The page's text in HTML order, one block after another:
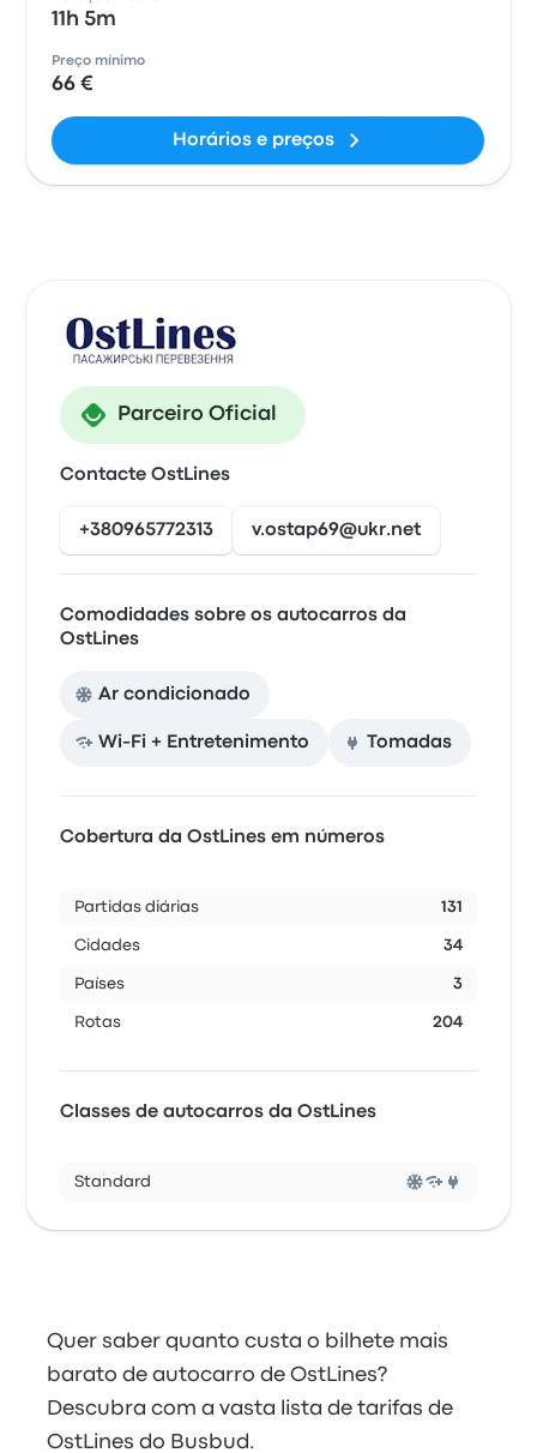
11h 5m
Preço mínimo
66 €
Horários e preços
Parceiro Oficial
Contacte OstLines
+380965772313 v.ostap69@ukr.net
Comodidades sobre os autocarros da
OstLines
Ar condicionado
Wi-Fi + Entretenimento Tomadas
Cobertura da OstLines em números
Partidas diárias 131
Cidades 34
Países 3
Rotas 204
Classes de autocarros da OstLines
Standard
Quer saber quanto custa o bilhete mais
barato de autocarro de OstLines?
Descubra com a vasta lista de tarifas de
OstLines do Busbud.